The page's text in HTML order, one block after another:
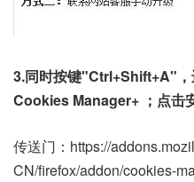
3.同时按键"Ctrl+Shift+A"，
Cookies Manager+ ；点击
传送门：https://
CN/firefox/addon/cookies-